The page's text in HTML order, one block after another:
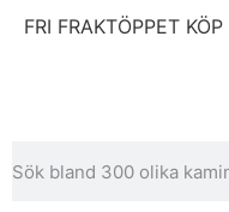
FRI FRAKTÖPPET